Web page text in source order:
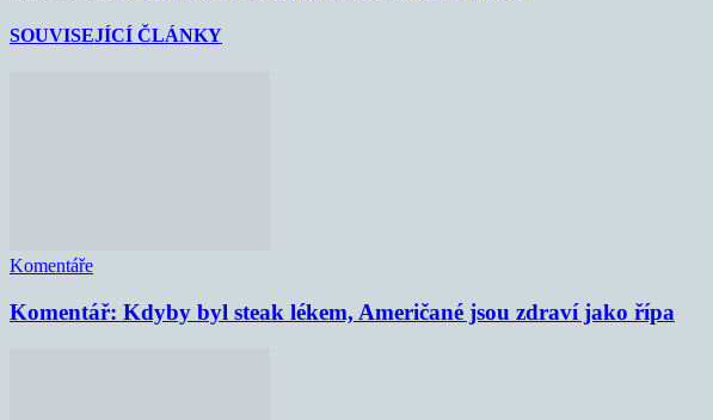
SOUVISEJÍCÍ ČLÁNKY
Komentáře
Komentář: Kdyby byl steak lékem, Američané jsou zdraví jako řípa